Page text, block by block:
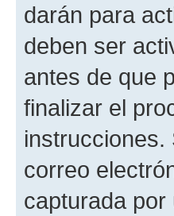
darán para
deben ser
antes de que
finalizar el
instrucciones.
correo
capturada